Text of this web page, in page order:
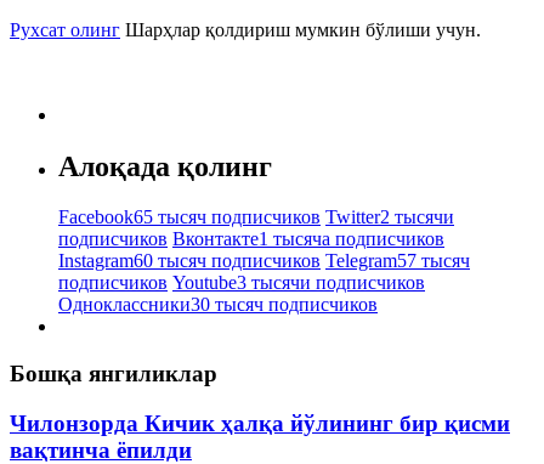
Рухсат олинг Шарҳлар қолдириш мумкин бўлиши учун.
Алоқада қолинг
Facebook65 тысяч подписчиков Twitter2 тысячи
подписчиков Вконтакте1 тысяча подписчиков
Instagram60 тысяч подписчиков Telegram57 тысяч
подписчиков Youtube3 тысячи подписчиков
Одноклассники30 тысяч подписчиков
Бошқа янгиликлар
Чилонзорда Кичик ҳалқа йўлининг бир қисми
вақтинча ёпилди